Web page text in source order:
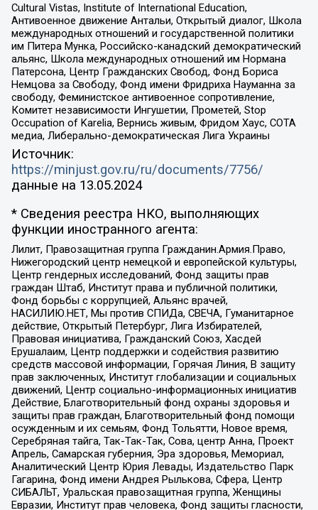
Cultural Vistas, Institute of International Education,
Антивоенное движение Антальи, Открытый диалог, Школа
международных отношений и государственной политики
им Питера Мунка, Российско-канадский демократический
альянс, Школа международных отношений им Нормана
Патерсона, Центр Гражданских Свобод, Фонд Бориса
Немцова за Свободу, Фонд имени Фридриха Науманна за
свободу, Феминистское антивоенное сопротивление,
Комитет независимости Ингушетии, Прометей, Stop
Occupation of Karelia, Вернись живым, Фридом Хаус, СОТА
медиа, Либерально-демократическая Лига Украины
Источник:
https://minjust.gov.ru/ru/documents/7756/
данные на 13.05.2024
* Сведения реестра НКО, выполняющих
функции иностранного агента:
Лилит, Правозащитная группа Гражданин.Армия.Право,
Нижегородский центр немецкой и европейской культуры,
Центр гендерных исследований, Фонд защиты прав
граждан Штаб, Институт права и публичной политики,
Фонд борьбы с коррупцией, Альянс врачей,
НАСИЛИЮ.НЕТ, Мы против СПИДа, СВЕЧА, Гуманитарное
действие, Открытый Петербург, Лига Избирателей,
Правовая инициатива, Гражданский Союз, Хасдей
Ерушалаим, Центр поддержки и содействия развитию
средств массовой информации, Горячая Линия, В защиту
прав заключенных, Институт глобализации и социальных
движений, Центр социально-информационных инициатив
Действие, Благотворительный фонд охраны здоровья и
защиты прав граждан, Благотворительный фонд помощи
осужденным и их семьям, Фонд Тольятти, Новое время,
Серебряная тайга, Так-Так-Так, Сова, центр Анна, Проект
Апрель, Самарская губерния, Эра здоровья, Мемориал,
Аналитический Центр Юрия Левады, Издательство Парк
Гагарина, Фонд имени Андрея Рылькова, Сфера, Центр
СИБАЛЬТ, Уральская правозащитная группа, Женщины
Евразии, Институт прав человека, Фонд защиты гласности,